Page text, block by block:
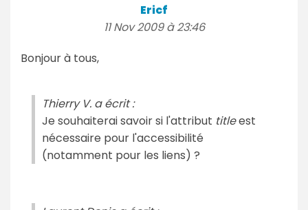
Ericf
11 Nov 2009 à 23:46
Bonjour à tous,
Thierry V. a écrit :
Je souhaiterai savoir si l'attribut titleest
nécessaire pour l'accessibilité
(notamment pour les liens) ?